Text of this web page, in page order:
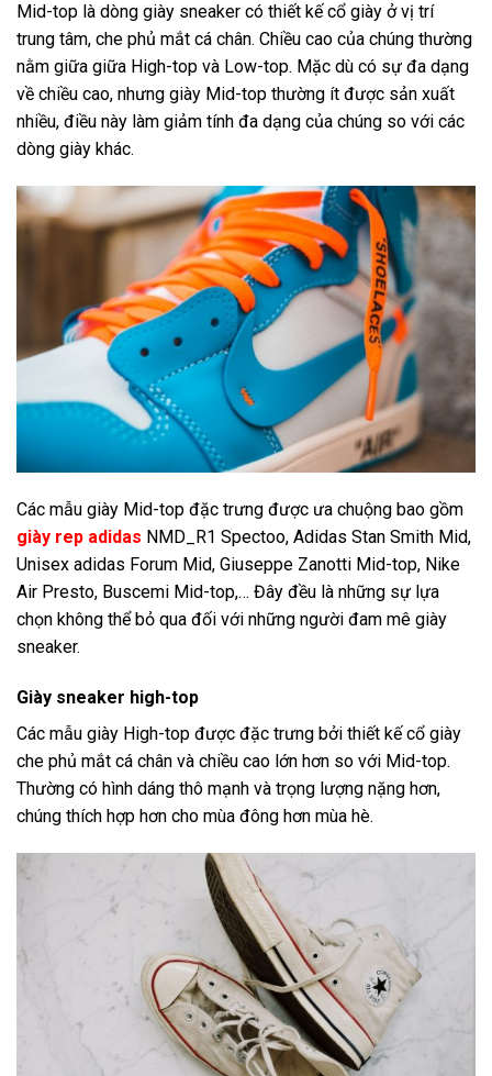
Mid-top là dòng giày sneaker có thiết kế cổ giày ở vị trí
trung tâm, che phủ mắt cá chân. Chiều cao của chúng thường
nằm giữa giữa High-top và Low-top. Mặc dù có sự đa dạng
về chiều cao, nhưng giày Mid-top thường ít được sản xuất
nhiều, điều này làm giảm tính đa dạng của chúng so với các
dòng giày khác.
Các mẫu giày Mid-top đặc trưng được ưa chuộng bao gồm
giày rep adidas NMD_R1 Spectoo, Adidas Stan Smith Mid,
Unisex adidas Forum Mid, Giuseppe Zanotti Mid-top, Nike
Air Presto, Buscemi Mid-top,… Đây đều là những sự lựa
chọn không thể bỏ qua đối với những người đam mê giày
sneaker.
Giày sneaker high-top
Các mẫu giày High-top được đặc trưng bởi thiết kế cổ giày
che phủ mắt cá chân và chiều cao lớn hơn so với Mid-top.
Thường có hình dáng thô mạnh và trọng lượng nặng hơn,
chúng thích hợp hơn cho mùa đông hơn mùa hè.